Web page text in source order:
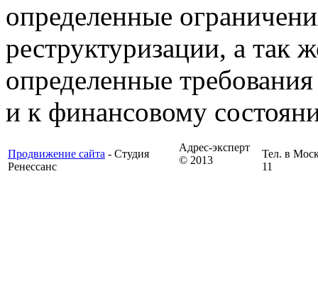
определенные
реструктуризации, а так
определенные
и к финансовому
Продвижение сайта - Студия
Ренессанс
Адрес-эксперт
© 2013
Тел. в
11